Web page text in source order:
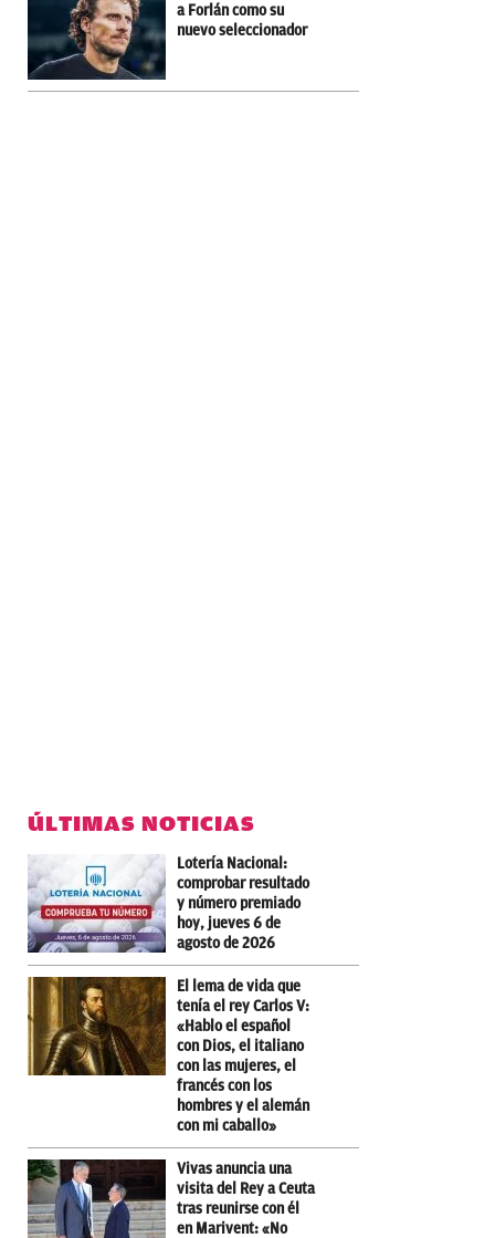
a Forlán como su
nuevo seleccionador
ÚLTIMAS NOTICIAS
Lotería Nacional:
comprobar resultado
y número premiado
hoy, jueves 6 de
agosto de 2026
El lema de vida que
tenía el rey Carlos V:
«Hablo el español
con Dios, el italiano
con las mujeres, el
francés con los
hombres y el alemán
con mi caballo»
Vivas anuncia una
visita del Rey a Ceuta
tras reunirse con él
en Marivent: «No